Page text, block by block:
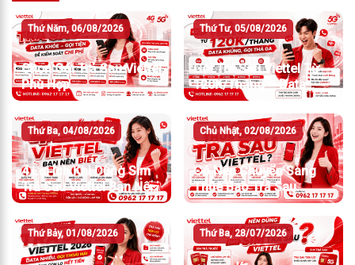
Thứ Năm, 06/08/2026
Chọn Gói Trả Sau Viettel
Phù Hợp
Thứ Tư, 05/08/2026
Gói Trả Sau Viettel Từ
120K/Tháng – Data
Khủng, Gọi Thả Ga
Thứ Ba, 04/08/2026
4 Lợi Ích Khi Dùng Sim
Trả Sau Viettel Bạn Nên
Biết
Chủ Nhật, 02/08/2026
Có Nên Chuyển Sang
Thuê Bao Trả Sau
Viettel?
Thứ Bảy, 01/08/2026 Thứ Ba, 28/07/2026